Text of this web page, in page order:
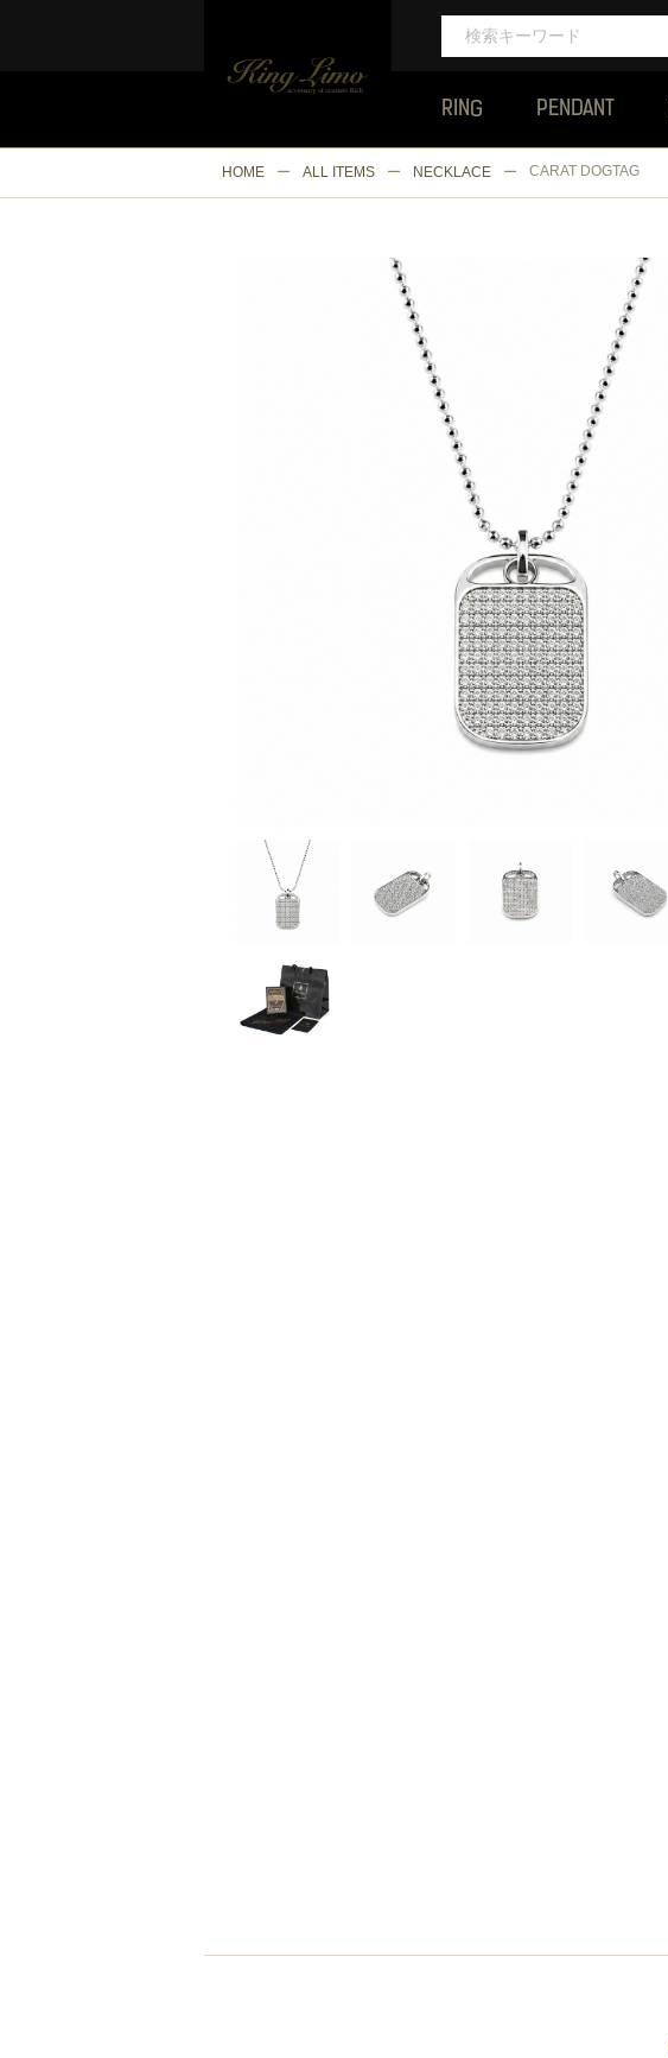
RING PENDANT
HOME ALL ITEMS NECKLACE CARAT DOGTAG